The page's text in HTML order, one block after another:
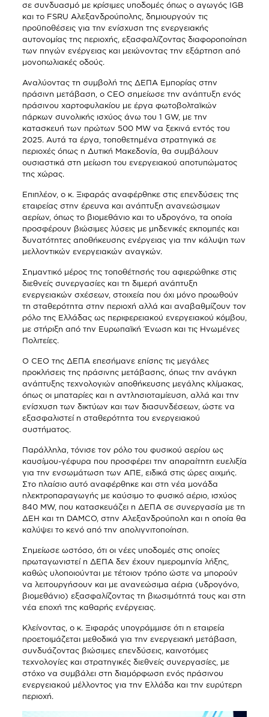
σε συνδυασμό με κρίσιμες υποδομές όπως ο αγωγός IGB
και το FSRU Αλεξανδρούπολης, δημιουργούν τις
προϋποθέσεις για την ενίσχυση της ενεργειακής
αυτονομίας της περιοχής, εξασφαλίζοντας διαφοροποίηση
των πηγών ενέργειας και μειώνοντας την εξάρτηση από
μονοπωλιακές οδούς.
Αναλύοντας τη συμβολή της ΔΕΠΑ Εμπορίας στην
πράσινη μετάβαση, ο CEO σημείωσε την ανάπτυξη ενός
πράσινου χαρτοφυλακίου με έργα φωτοβολταϊκών
πάρκων συνολικής ισχύος άνω του 1 GW, με την
κατασκευή των πρώτων 500 MW να ξεκινά εντός του
2025. Αυτά τα έργα, τοποθετημένα στρατηγικά σε
περιοχές όπως η Δυτική Μακεδονία, θα συμβάλουν
ουσιαστικά στη μείωση του ενεργειακού αποτυπώματος
της χώρας.
Επιπλέον, ο κ. Ξιφαράς αναφέρθηκε στις επενδύσεις της
εταιρείας στην έρευνα και ανάπτυξη ανανεώσιμων
αερίων, όπως το βιομεθάνιο και το υδρογόνο, τα οποία
προσφέρουν βιώσιμες λύσεις με μηδενικές εκπομπές και
δυνατότητες αποθήκευσης ενέργειας για την κάλυψη των
μελλοντικών ενεργειακών αναγκών.
Σημαντικό μέρος της τοποθέτησής του αφιερώθηκε στις
διεθνείς συνεργασίες και τη διμερή ανάπτυξη
ενεργειακών σχέσεων, στοιχεία που όχι μόνο προωθούν
τη σταθερότητα στην περιοχή αλλά και αναβαθμίζουν τον
ρόλο της Ελλάδας ως περιφερειακού ενεργειακού κόμβου,
με στήριξη από την Ευρωπαϊκή Ένωση και τις Ηνωμένες
Πολιτείες.
Ο CEO της ΔΕΠΑ επεσήμανε επίσης τις μεγάλες
προκλήσεις της πράσινης μετάβασης, όπως την ανάγκη
ανάπτυξης τεχνολογιών αποθήκευσης μεγάλης κλίμακας,
όπως οι μπαταρίες και η αντλησιοταμίευση, αλλά και την
ενίσχυση των δικτύων και των διασυνδέσεων, ώστε να
εξασφαλιστεί η σταθερότητα του ενεργειακού
συστήματος.
Παράλληλα, τόνισε τον ρόλο του φυσικού αερίου ως
καυσίμου-γέφυρα που προσφέρει την απαραίτητη ευελιξία
για την ενσωμάτωση των ΑΠΕ, ειδικά στις ώρες αιχμής.
Στο πλαίσιο αυτό αναφέρθηκε και στη νέα μονάδα
ηλεκτροπαραγωγής με καύσιμο το φυσικό αέριο, ισχύος
840 MW, που κατασκευάζει η ΔΕΠΑ σε συνεργασία με τη
ΔΕΗ και τη DAMCO, στην Αλεξανδρούπολη και η οποία θα
καλύψει το κενό από την απολιγνιτοποίηση.
Σημείωσε ωστόσο, ότι οι νέες υποδομές στις οποίες
πρωταγωνιστεί η ΔΕΠΑ δεν έχουν ημερομηνία λήξης,
καθώς υλοποιούνται με τέτοιον τρόπο ώστε να μπορούν
να λειτουργήσουν και με ανανεώσιμα αέρια (υδρογόνο,
βιομεθάνιο) εξασφαλίζοντας τη βιωσιμότητά τους και στη
νέα εποχή της καθαρής ενέργειας.
Κλείνοντας, ο κ. Ξιφαράς υπογράμμισε ότι η εταιρεία
προετοιμάζεται μεθοδικά για την ενεργειακή μετάβαση,
συνδυάζοντας βιώσιμες επενδύσεις, καινοτόμες
τεχνολογίες και στρατηγικές διεθνείς συνεργασίες, με
στόχο να συμβάλει στη διαμόρφωση ενός πράσινου
ενεργειακού μέλλοντος για την Ελλάδα και την ευρύτερη
περιοχή.